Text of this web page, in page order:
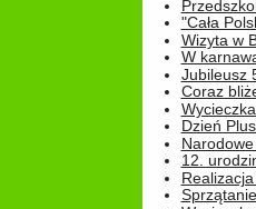
"Cała
Wizyta w
W
Jubileusz
Coraz
Dzień
12.